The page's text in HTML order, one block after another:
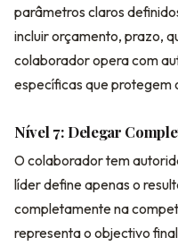
parâmetros claros
incluir orçamento, prazo,
colaborador opera com
específicas que protegem
Nível 7: Delegar
O colaborador tem
líder define apenas o
completamente na
representa o objectivo